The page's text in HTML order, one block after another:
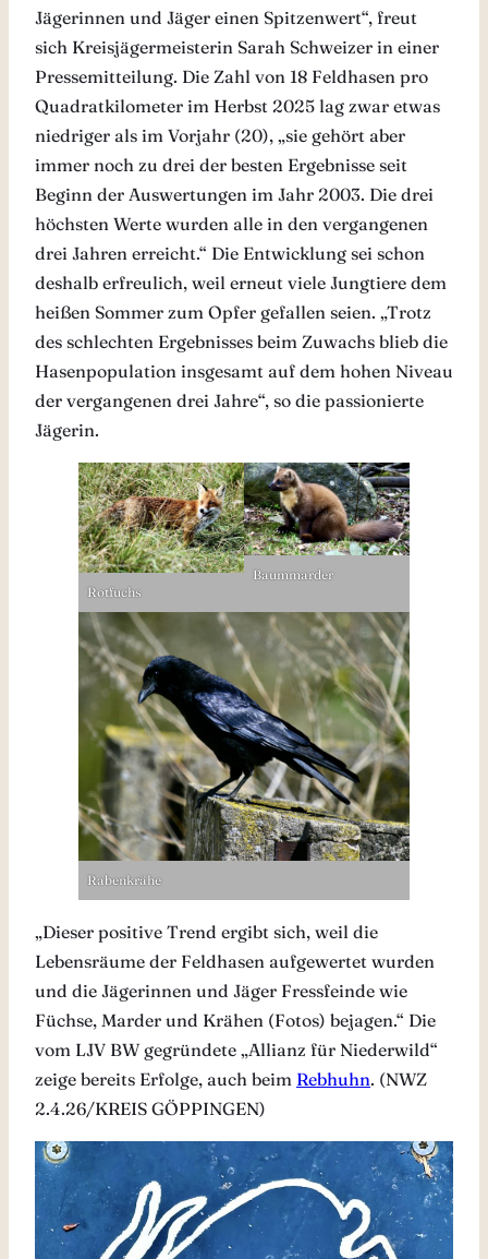
Jägerinnen und Jäger einen Spitzenwert“, freut
sich Kreisjägermeisterin Sarah Schweizer in einer
Pressemitteilung. Die Zahl von 18 Feldhasen pro
Quadratkilometer im Herbst 2025 lag zwar etwas
niedriger als im Vorjahr (20), „sie gehört aber
immer noch zu drei der besten Ergebnisse seit
Beginn der Auswertungen im Jahr 2003. Die drei
höchsten Werte wurden alle in den vergangenen
drei Jahren erreicht.“ Die Entwicklung sei schon
deshalb erfreulich, weil erneut viele Jungtiere dem
heißen Sommer zum Opfer gefallen seien. „Trotz
des schlechten Ergebnisses beim Zuwachs blieb die
Hasenpopulation insgesamt auf dem hohen Niveau
der vergangenen drei Jahre“, so die passionierte
Jägerin.
Rotfuchs
Baummarder
Rabenkrähe
„Dieser positive Trend ergibt sich, weil die
Lebensräume der Feldhasen aufgewertet wurden
und die Jägerinnen und Jäger Fressfeinde wie
Füchse, Marder und Krähen (Fotos) bejagen.“ Die
vom LJV BW gegründete „Allianz für Niederwild“
zeige bereits Erfolge, auch beim Rebhuhn. (NWZ
2.4.26/KREIS GÖPPINGEN)